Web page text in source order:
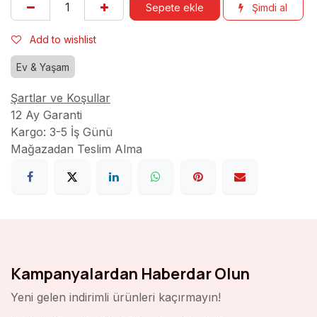
Sepete ekle Şimdi al
Add to wishlist
Ev & Yaşam
Şartlar ve Koşullar
12 Ay Garanti
Kargo: 3-5 İş Günü
Mağazadan Teslim Alma
Kampanyalardan Haberdar Olun
Yeni gelen indirimli ürünleri kaçırmayın!